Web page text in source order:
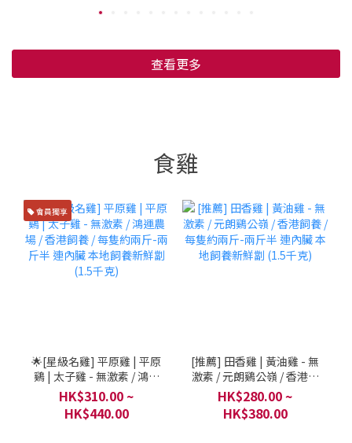
謝 + 解釋 + 建議烹調 + 說明背後原因 + 留下後路（可退款），平衡
筍 另一邊，我們也有一位我們的 VIP ，雖然我跟絕大多數的客人，
從未見面，不過從平常溝通和回應，彼此保持尊重的關係。且看看
查看更多
食雞
會員獨享
🌟[星級名雞] 平原雞 | 平原
鷄 | 太子雞 - 無激素 / 鴻運
農場 / 香港飼養 / 每隻約兩
斤-兩斤半 連內臟 本地飼
養新鮮劏 (1.5千克)
HK$310.00 ~
HK$440.00
[推薦] 田香雞 | 黃油雞 - 無
激素 / 元朗鷄公嶺 / 香港飼
養 / 每隻約兩斤-兩斤半 連
內臟 本地飼養新鮮劏 (1.5
千克)
HK$280.00 ~
HK$380.00